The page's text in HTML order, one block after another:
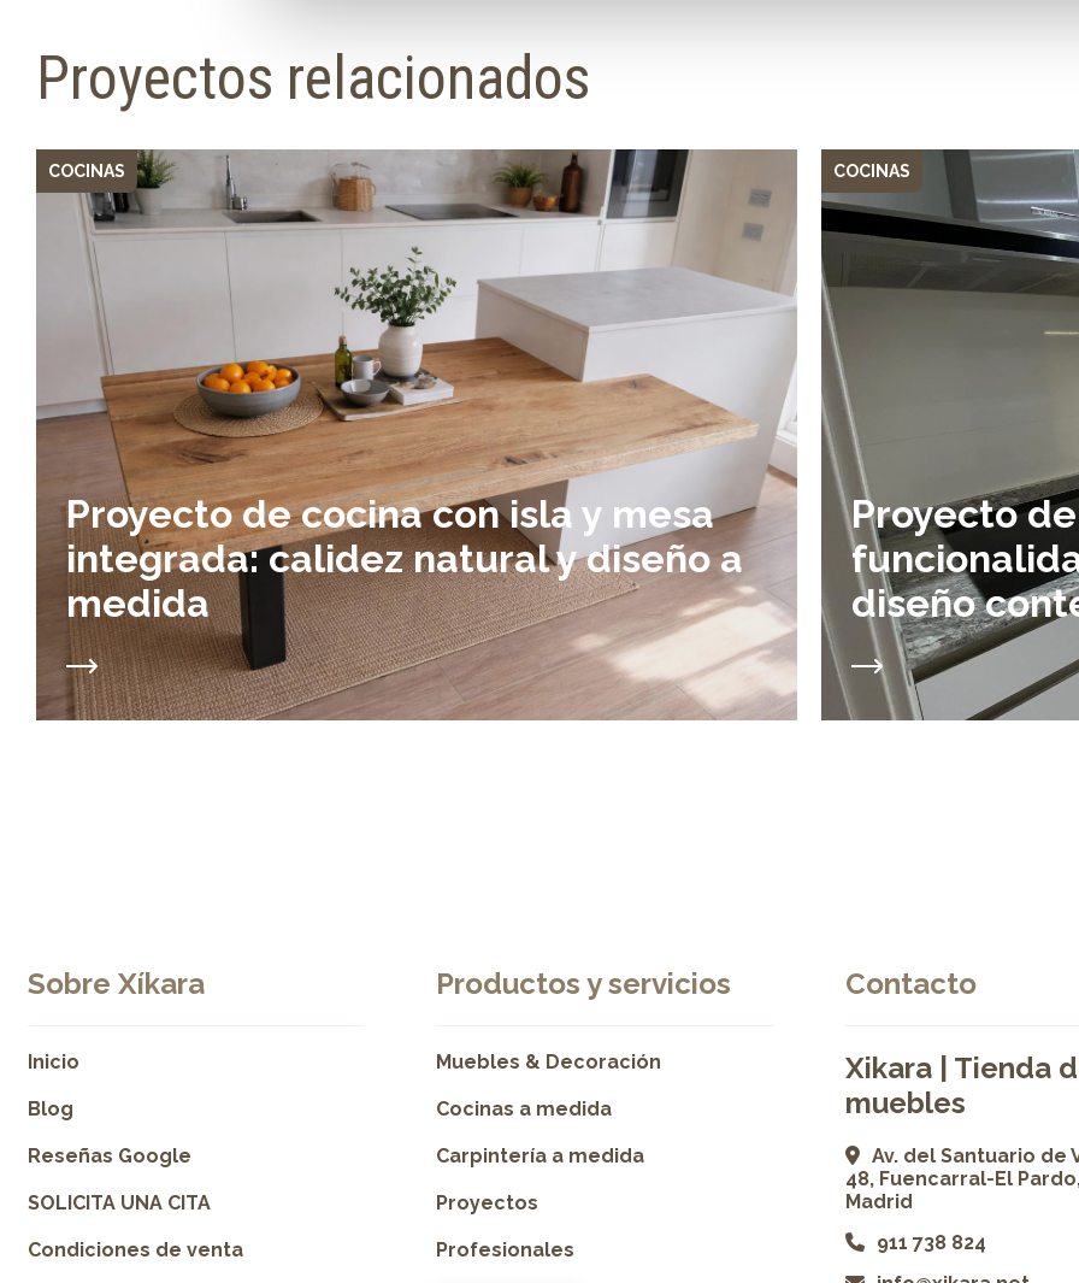
Proyectos relacionados
COCINAS
Proyecto de cocina con isla y mesa
integrada: calidez natural y diseño a
medida
COCINAS
Proyecto
diseño
Sobre Xíkara
Inicio
Blog
Reseñas Google
SOLICITA UNA CITA
Condiciones de venta
Productos y servicios
Muebles & Decoración
Cocinas a medida
Carpintería a medida
Proyectos
Profesionales
Contacto
Xikara | Tienda
muebles
Av. del Santuario de
48, Fuencarral-El
Madrid
911 738 824